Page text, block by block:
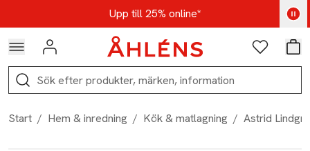
Hoppa till navigationsmenynUpp till 25% online*
Kod: AUG25 - Shoppa nu
Logga in Favoriter
Sök
Start / Hem & inredning / Kök & matlagning / Astrid